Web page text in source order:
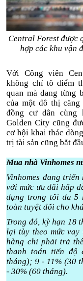
Central Forest được
hợp các khu vận
Với Công viên
không chỉ tô điểm
quan mà đang từng
của một đô thị
đồng cư dân cùng
Golden City cũng
cơ hội khai thác
trị tài sản cũng bắt
Mua nhà Vinhomes
Vinhomes đang
với mức ưu đãi hấp
dụng trong tối đa 5
toàn tuyệt đối cho
Trong đó, kỳ hạn 18
lại tùy theo mức
hàng chỉ phải trả
thanh toán tiến độ
tháng); 9 - 11% (30
- 30% (60 tháng).